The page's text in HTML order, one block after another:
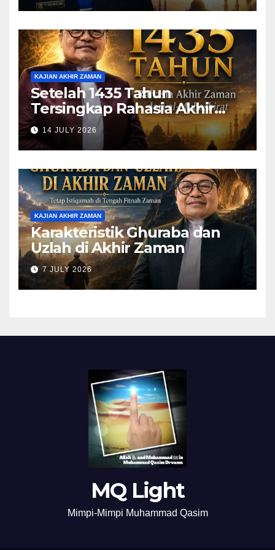
KAJIAN AKHIR ZAMAN
Setelah 1435 Tahun
Tersingkap Rahasia Akhir
Zaman dari al-Mubashirat
(Pelajari Mimpi Muhammad
Qasim)
14 JULY 2026
KAJIAN AKHIR ZAMAN
Karakteristik Ghuraba dan
Uzlah di Akhir Zaman
7 JULY 2026
MQ Light
Mimpi-Mimpi Muhammad Qasim